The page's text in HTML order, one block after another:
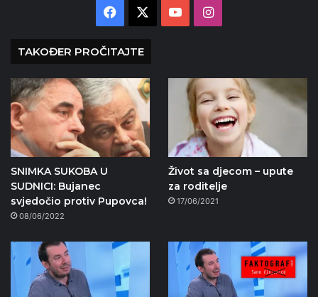
Facebook YouTubeInstagram
TAKOĐER PROČITAJTE
SNIMKA SUKOBA U
SUDNICI: Bujanec
svjedočio protiv Pupovca!
08/06/2022
Život sa djecom – upute
za roditelje
17/06/2021